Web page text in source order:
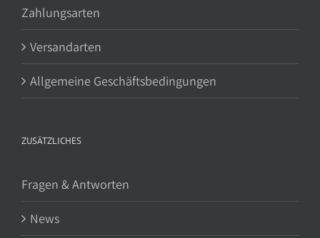
Zahlungsarten
Versandarten
Allgemeine Geschäftsbedingungen
ZUSÄTZLICHES
Fragen & Antworten
News